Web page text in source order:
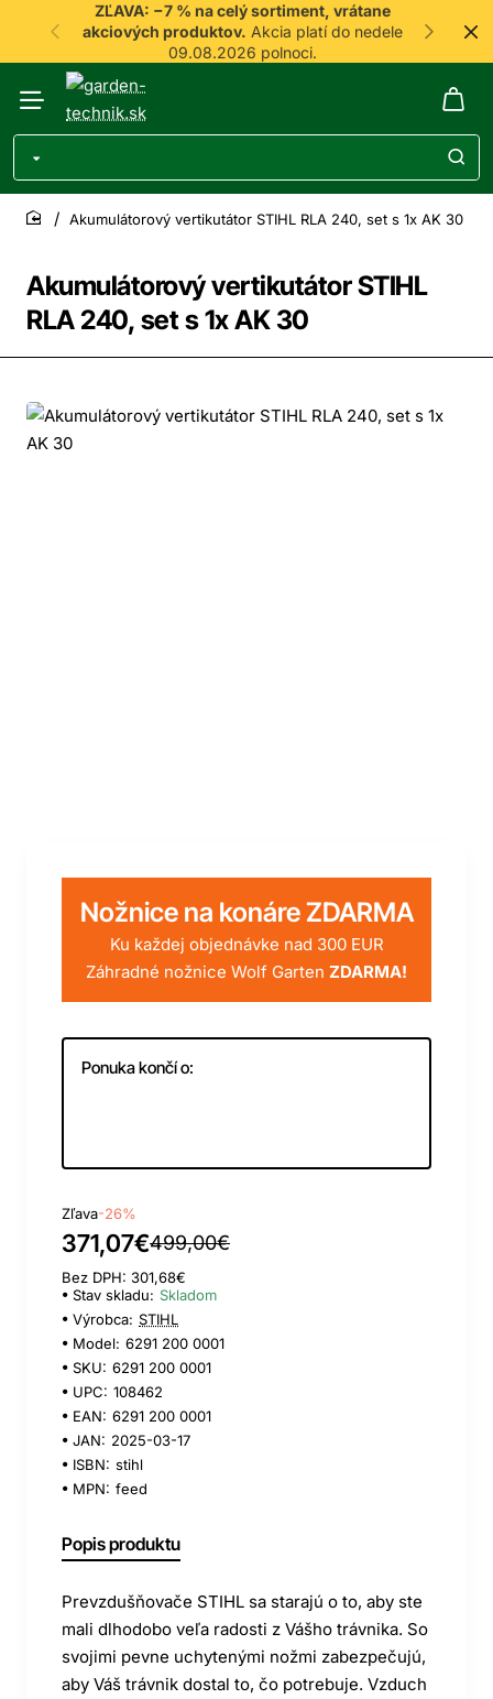
ZĽAVA: −7 % na celý sortiment, vrátane
akciových produktov. Akcia platí do nedele
09.08.2026 polnoci.
Akumulátorový vertikutátor STIHL
RLA 240, set s 1x AK 30
home
Akumulátorový vertikutátor STIHL RLA 240, set s 1x AK 30
Nožnice na konáre ZDARMA
Ku každej objednávke nad 300 EUR
Záhradné nožnice Wolf Garten ZDARMA!
Ponuka končí o:
Zľava-26%
371,07€499,00€
Bez DPH: 301,68€
Stav skladu: Skladom
Výrobca: STIHL
Model: 6291 200 0001
SKU: 6291 200 0001
UPC: 108462
EAN: 6291 200 0001
JAN: 2025-03-17
ISBN: stihl
MPN: feed
Popis produktu
Prevzdušňovače STIHL sa starajú o to, aby ste
mali dlhodobo veľa radosti z Vášho trávnika. So
svojimi pevne uchytenými nožmi zabezpečujú,
aby Váš trávnik dostal to, čo potrebuje. Vzduch